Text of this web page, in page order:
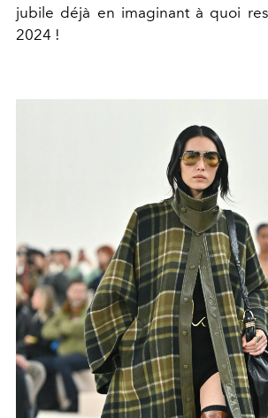
jubile déjà en imaginant à quoi
2024 !